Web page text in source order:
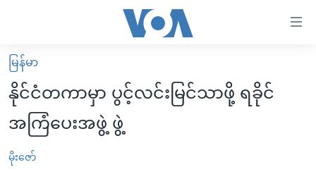
လွယ်ကူ
စေ
သည့်
Link
များ
မူလစာမျက်နှာ
မြန်မာ
ကမ္ဘာ့သတင်းများ
နိုင်ငံတကာ
ဗွီဒီယို
မြန်မာ
နိုင်ငံတကာမှာ ပွင့်လင်းမြင်သာဖို့ ရခိုင်
အကြံပေးအဖွဲ့ ဖွဲ့
မိုးဇော်